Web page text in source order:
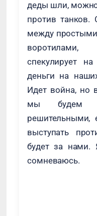
деды шли,
против танков.
между
спекулирует
деньги на
Идет война, но
мы будем
решительными,
выступать
будет за
сомневаюсь.